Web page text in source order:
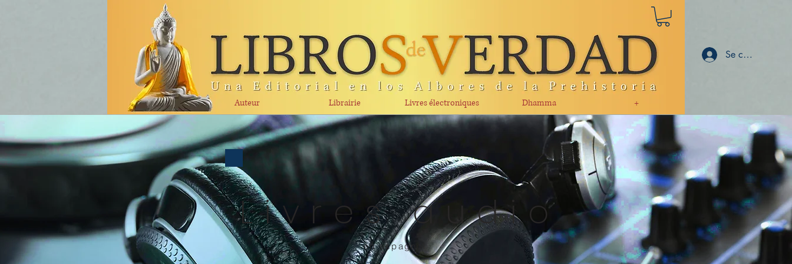
Auteur Librairie Livres électroniques Dhamma +
Se connecter
Livres audio
en espagnol